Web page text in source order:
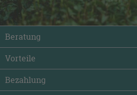
Beratung
Vorteile
Bezahlung